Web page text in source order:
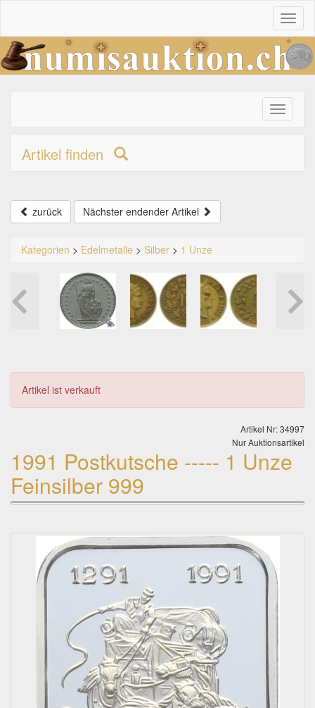
Toggle
primary
Artikel finden
zurück Nächster endender Artikel
Kategorien > Edelmetalle > Silber > 1 Unze
Artikel ist verkauft
Artikel Nr: 34997
Nur Auktionsartikel
1991 Postkutsche ----- 1 Unze
Feinsilber 999